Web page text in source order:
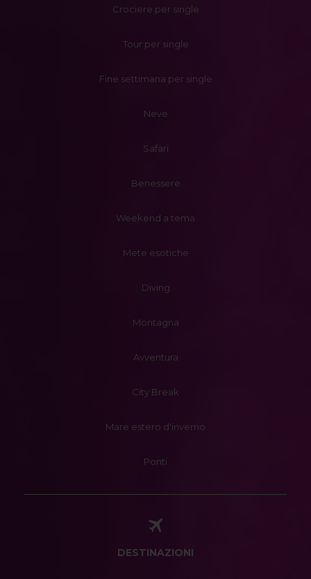
Crociere per single
Tour per single
Fine settimana per single
Neve
Safari
Benessere
Weekend a tema
Mete esotiche
Diving
Montagna
Avventura
City Break
Mare estero d'inverno
Ponti
DESTINAZIONI